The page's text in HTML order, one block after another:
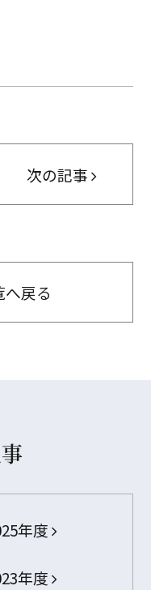
次の記事
戻る
年度
年度